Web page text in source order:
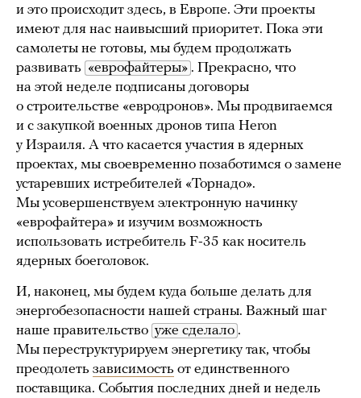
и это происходит здесь, в Европе. Эти проекты
имеют для нас наивысший приоритет. Пока эти
самолеты не готовы, мы будем продолжать
развивать «еврофайтеры» . Прекрасно, что
на этой неделе подписаны договоры
о строительстве «евродронов». Мы продвигаемся
и с закупкой военных дронов типа Heron
у Израиля. А что касается участия в ядерных
проектах, мы своевременно позаботимся о замене
устаревших истребителей «Торнадо».
Мы усовершенствуем электронную начинку
«еврофайтера» и изучим возможность
использовать истребитель F-35 как носитель
ядерных боеголовок.
И, наконец, мы будем куда больше делать для
энергобезопасности нашей страны. Важный шаг
наше правительство уже сделало .
Мы переструктурируем энергетику так, чтобы
преодолеть зависимость от единственного
поставщика. События последних дней и недель